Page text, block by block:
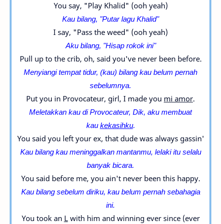
You say, "Play Khalid" (ooh yeah)
Kau bilang, "Putar lagu Khalid"
I say, "Pass the weed" (ooh yeah)
Aku bilang, "Hisap rokok ini"
Pull up to the crib, oh, said you've never been before.
Menyiangi tempat tidur, (kau) bilang kau belum pernah
sebelumnya.
Put you in Provocateur, girl, I made you mi amor.
Meletakkan kau di Provocateur, Dik, aku membuat
kau kekasihku.
You said you left your ex, that dude was always gassin'
Kau bilang kau meninggalkan mantanmu, lelaki itu selalu
banyak bicara.
You said before me, you ain't never been this happy.
Kau bilang sebelum diriku, kau belum pernah sebahagia
ini.
You took an Lwith him and winning ever since (ever